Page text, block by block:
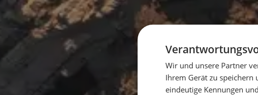
Wir und unsere Partner
Ihrem Gerät zu speichern
eindeutige Kennungen